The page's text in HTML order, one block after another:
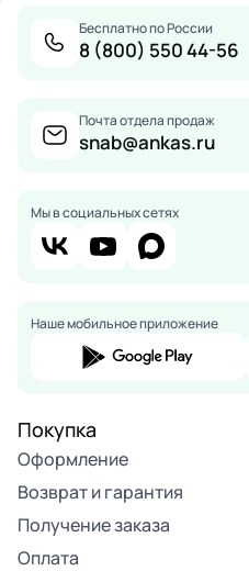
Бесплатно по России
8 (800) 550 44-56
Почта отдела продаж
snab@ankas.ru
Мы в социальных сетях
Наше мобильное приложение
Покупка
Оформление
Возврат и гарантия
Получение заказа
Оплата